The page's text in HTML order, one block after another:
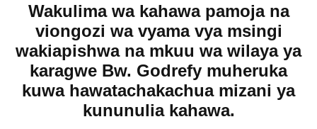
Wakulima wa kahawa pamoja na
viongozi wa vyama vya msingi
wakiapishwa na mkuu wa wilaya ya
karagwe Bw. Godrefy muheruka
kuwa hawatachakachua mizani ya
kununulia kahawa.